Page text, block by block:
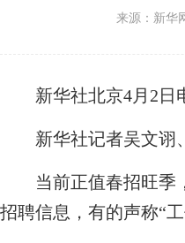
来源：新
新华社北京4月2日
新华社记者吴文诩
当前正值春招旺季，
招聘信息，有的声称“